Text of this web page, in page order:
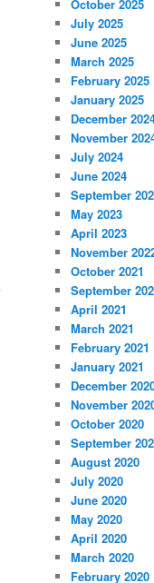
October 2025
July 2025
June 2025
March 2025
February 2025
January 2025
December
November
July 2024
June 2024
September
May 2023
April 2023
November
October 2021
September
April 2021
March 2021
February 2021
January 2021
December
November
October 2020
September
August 2020
July 2020
June 2020
May 2020
April 2020
March 2020
February 2020